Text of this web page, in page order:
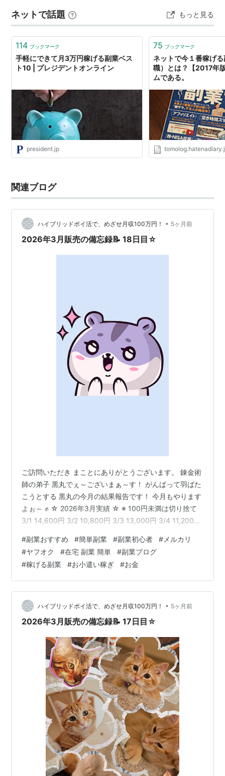
ネットで話題 もっと見る
114 ブックマーク
手軽にできて月3万円稼げる副業ベス
ト10 | プレジデントオンライン
president.jp
75 ブックマーク
ネットで今１番稼げ
職）とは？【2017年
ムである。
関連ブログ
ハイブリッドポイ活で、めざせ月収100万円！ • 5ヶ月前
2026年3月販売の備忘録📝 18日目☆
ご訪問いただき まことにありがとうございます。 錬金術
師の弟子 黒丸でぇ～ございまぁ～す！ がんばって羽ばた
こうとする 黒丸の今月の結果報告です！ 今月もやります
よぉ～ ✊ ☆ 2026年3月実績 ☆ ※ 100円未満は切り捨て
3/1 14,600円 3/2 10,800円 3/3 13,000円 3/4 11,200円
3/9 13,200円 3/10 11,500円 3/11 7,600円 3/12 11,700
円 3/13 8,300円 3/14 14,500円 3/15 13,700円 3/…
#副業おすすめ #簡単副業 #副業初心者 # メルカリ
#ヤフオク #在宅 副業 簡単 #副業ブログ
#稼げる副業 #お小遣い稼ぎ #お金
ハイブリッドポイ活で、めざせ月収100万円！ • 5ヶ月前
2026年3月販売の備忘録📝 17日目☆